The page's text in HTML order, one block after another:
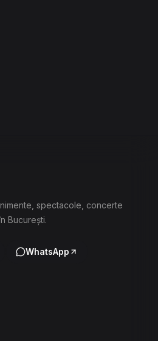
spectacole, concerte
București.
WhatsApp